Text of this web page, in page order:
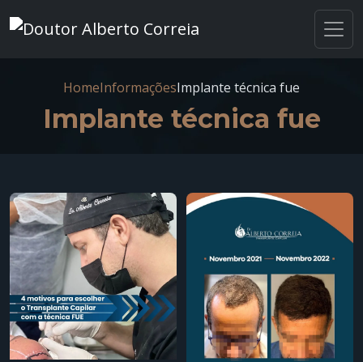
HomeInformaçõesImplante técnica fue
Implante técnica fue